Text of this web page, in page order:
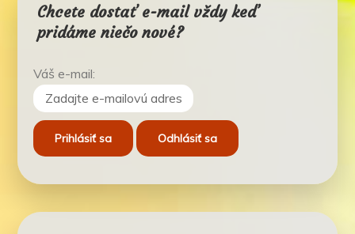
Chcete dostať e-mail vždy keď
pridáme niečo nové?
Váš e-mail: